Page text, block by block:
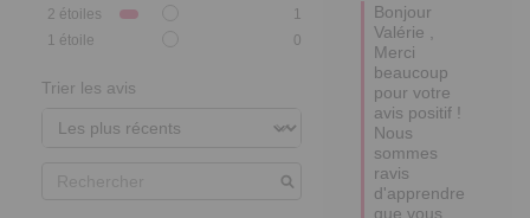
2 étoiles
1
1 étoile 0
Trier les avis
Bonjour
Valérie ,
Merci
beaucoup
pour votre
avis positif !
Nous
sommes
ravis
d'apprendre
que vous